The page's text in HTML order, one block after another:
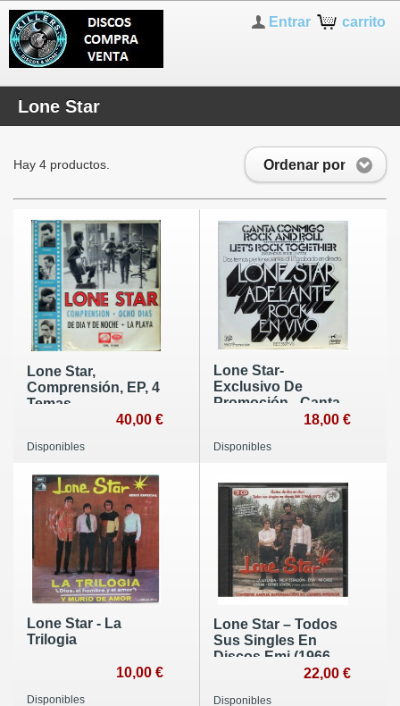
carrito
Entrar
Lone Star
Ordenar por
Hay 4 productos.
Lone Star,
Comprensión, EP, 4
Temas
40,00 €
Disponibles
Lone Star-
Exclusivo De
Promoción - Canta
Conmigo Rock And
18,00 €
Disponibles
Lone Star - La
Trilogia
10,00 €
Disponibles
Lone Star ‎– Todos
Sus Singles En
Discos Emi (1966-
22,00 €
Disponibles